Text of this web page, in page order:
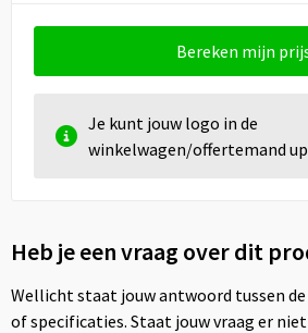
Bereken mijn
Je kunt jouw logo in de
winkelwagen/offertemand
Heb je een vraag over dit
Wellicht staat jouw antwoord tussen
of specificaties. Staat jouw vraag er